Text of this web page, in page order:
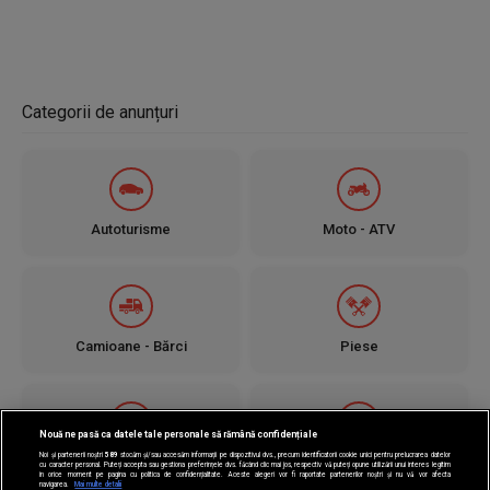
Categorii de anunțuri
Autoturisme Moto - ATV
Camioane - Bărci Piese
Jante - Anvelope Utilaje
Nouă ne pasă ca datele tale personale să rămână confidențiale
Noi și partenerii noștri 589 stocăm și/sau accesăm informații pe dispozitivul dvs., precum identificatorii cookie unici pentru prelucrarea datelor
cu caracter personal. Puteți accepta sau gestiona preferințele dvs. făcând clic mai jos, respectiv vă puteți opune utilizării unui interes legitim
în orice moment pe pagina cu politica de confidențialitate. Aceste alegeri vor fi raportate partenerilor noștri și nu vă vor afecta
navigarea.
Mai multe detalii